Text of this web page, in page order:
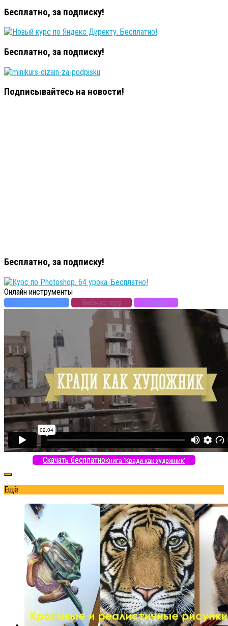
Бесплатно, за подписку!
Бесплатно, за подписку!
Подписывайтесь на новости!
Бесплатно, за подписку!
Онлайн инструменты
Изображения
Вебмастеру Разное
Скачать бесплатноКнига 'Кради как художник'
Ещё